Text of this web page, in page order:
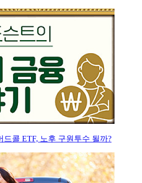
드콜 ETF, 노후 구원투수 될까?